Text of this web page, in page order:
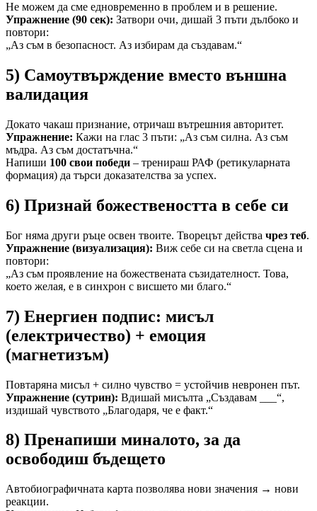
Не можем да сме едновременно в проблем и в решение.
Упражнение (90 сек): Затвори очи, дишай 3 пъти дълбоко и
повтори:
„Аз съм в безопасност. Аз избирам да създавам.“
5) Самоутвърждение вместо външна
валидация
Докато чакаш признание, отричаш вътрешния авторитет.
Упражнение: Кажи на глас 3 пъти: „Аз съм силна. Аз съм
мъдра. Аз съм достатъчна.“
Напиши 100 свои победи – тренираш РАФ (ретикуларната
формация) да търси доказателства за успех.
6) Признай божествеността в себе си
Бог няма други ръце освен твоите. Творецът действа чрез теб.
Упражнение (визуализация): Виж себе си на светла сцена и
повтори:
„Аз съм проявление на божествената съзидателност. Това,
което желая, е в синхрон с висшето ми благо.“
7) Енергиен подпис: мисъл
(електричество) + емоция
(магнетизъм)
Повтаряна мисъл + силно чувство = устойчив невронен път.
Упражнение (сутрин): Вдишай мисълта „Създавам ___“,
издишай чувството „Благодаря, че е факт.“
8) Пренапиши миналото, за да
освободиш бъдещето
Автобиографичната карта позволява нови значения → нови
реакции.